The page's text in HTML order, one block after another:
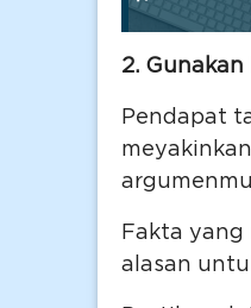
2.
Pendapat
Fakta
alasan